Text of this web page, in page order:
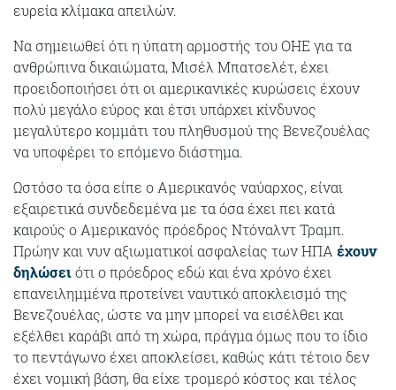
ευρεία κλίμακα απειλών.
Να σημειωθεί ότι η ύπατη αρμοστής του ΟΗΕ για τα
ανθρώπινα δικαιώματα, Μισέλ Μπατσελέτ, έχει
προειδοποιήσει ότι οι αμερικανικές κυρώσεις έχουν
πολύ μεγάλο εύρος και έτσι υπάρχει κίνδυνος
μεγαλύτερο κομμάτι του πληθυσμού της Βενεζουέλας
να υποφέρει το επόμενο διάστημα.
Ωστόσο τα όσα είπε ο Αμερικανός ναύαρχος, είναι
εξαιρετικά συνδεδεμένα με τα όσα έχει πει κατά
καιρούς ο Αμερικανός πρόεδρος Ντόναλντ Τραμπ.
Πρώην και νυν αξιωματικοί ασφαλείας των ΗΠΑ έχουν
δηλώσειότι ο πρόεδρος εδώ και ένα χρόνο έχει
επανειλημμένα προτείνει ναυτικό αποκλεισμό της
Βενεζουέλας, ώστε να μην μπορεί να εισέλθει και
εξέλθει καράβι από τη χώρα, πράγμα όμως που το ίδιο
το πεντάγωνο έχει αποκλείσει, καθώς κάτι τέτοιο δεν
έχει νομική βάση, θα είχε τρομερό κόστος και τέλος